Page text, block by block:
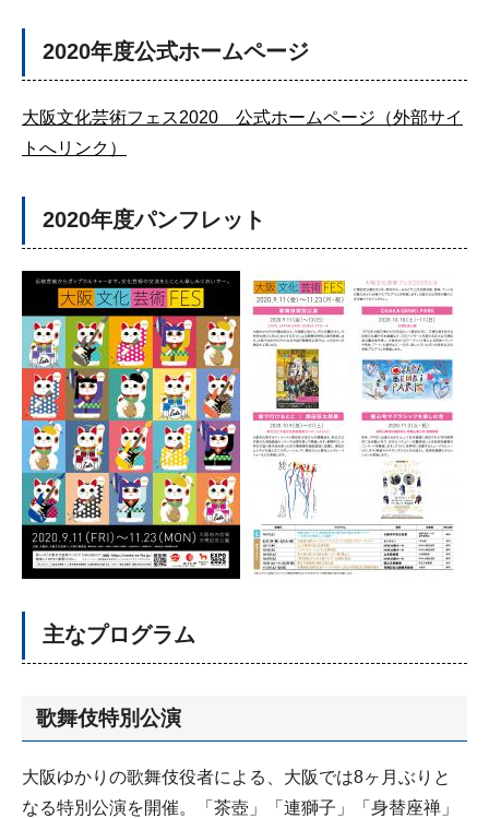
2020年度公式ホームページ
大阪文化芸術フェス2020 公式ホームページ（外部サイ
トへリンク）
2020年度パンフレット
主なプログラム
歌舞伎特別公演
大阪ゆかりの歌舞伎役者による、大阪では8ヶ月ぶりと
なる特別公演を開催。「茶壺」「連獅子」「身替座禅」